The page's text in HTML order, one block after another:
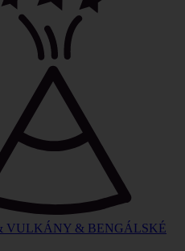
VULKÁNY & BENGÁLSKÉ